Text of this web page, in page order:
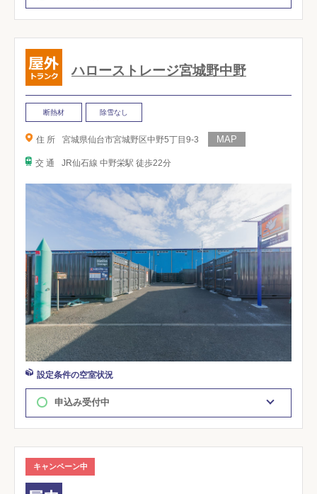
ハローストレージ宮城野中野
断熱材 除雪なし
住 所 宮城県仙台市宮城野区中野5丁目9-3
交 通 JR仙石線 中野栄駅 徒歩22分
設定条件の空室状況
申込み受付中
キャンペーン中